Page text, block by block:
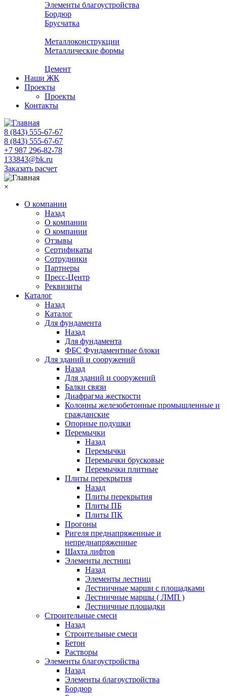
Элементы благоустройства
Бордюр
Брусчатка
Металлоконструкции
Металлические формы
Цемент
Наши ЖК
Проекты
Проекты
Контакты
8 (843) 555-67-67
8 (843) 555-67-67
+7 987 296-82-78
133843@bk.ru
Заказать расчет
×
О компании
Назад
О компании
О компании
Отзывы
Сертификаты
Сотрудники
Партнеры
Пресс-Центр
Реквизиты
Каталог
Назад
Каталог
Для фундамента
Назад
Для фундамента
ФБС Фундаментные блоки
Для зданий и сооружений
Назад
Для зданий и сооружений
Балки связи
Диафрагма жесткости
Колонны железобетонные промышленные и
гражданские
Опорные подушки
Перемычки
Назад
Перемычки
Перемычки брусковые
Перемычки плитные
Плиты перекрытия
Назад
Плиты перекрытия
Плиты ПБ
Плиты ПК
Прогоны
Ригеля преднапряженные и
непреднапряженные
Шахта лифтов
Элементы лестниц
Назад
Элементы лестниц
Лестничные марши с площадками
Лестничные маршы ( ЛМП )
Лестничные площадки
Строительные смеси
Назад
Строительные смеси
Бетон
Растворы
Элементы благоустройства
Назад
Элементы благоустройства
Бордюр